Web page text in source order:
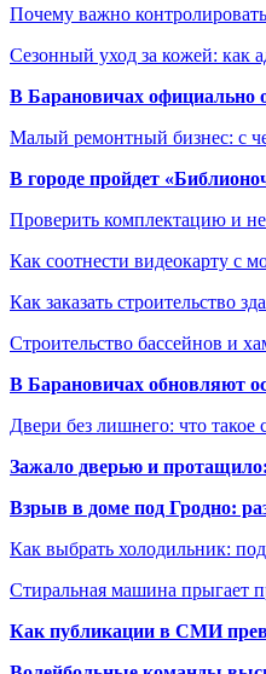
Почему важно
Сезонный уход за кожей: как
В Барановичах официально
Малый ремонтный бизнес: с
В городе пройдет
Проверить комплектацию и не
Как соотнести видеокарту с
Как заказать строительство
Строительство бассейнов и
В Барановичах обновляют
Двери без лишнего: что
Зажало дверью и
Взрыв в доме под Гродно:
Как выбрать холодильник:
Стиральная машина прыгает
Как публикации в СМИ